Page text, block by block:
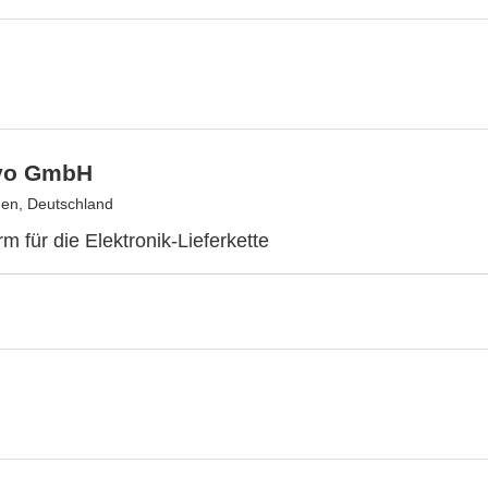
GmbH
Deutschland
für die Elektronik-Lieferkette